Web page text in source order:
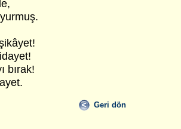
bırak!
Geri dön